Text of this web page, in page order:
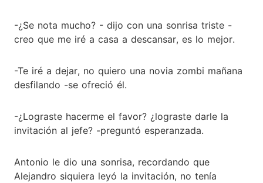
-¿Se nota mucho? - dijo con una sonrisa triste -
creo que me iré a casa a descansar, es lo mejor.
-Te iré a dejar, no quiero una novia zombi mañana
desfilando -se ofreció él.
-¿Lograste hacerme el favor? ¿lograste darle la
invitación al jefe? -preguntó esperanzada.
Antonio le dio una sonrisa, recordando que
Alejandro siquiera leyó la invitación, no tenía